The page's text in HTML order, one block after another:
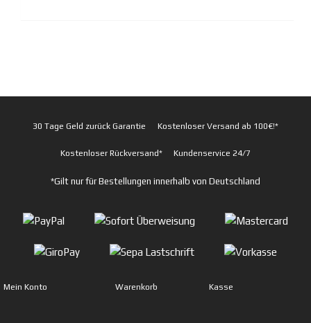
30 Tage Geld zurück Garantie Kostenloser Versand ab 100€!*
Kostenloser Rückversand* Kundenservice 24/7
*Gilt nur für Bestellungen innerhalb von Deutschland
Mein Konto Warenkorb Kasse